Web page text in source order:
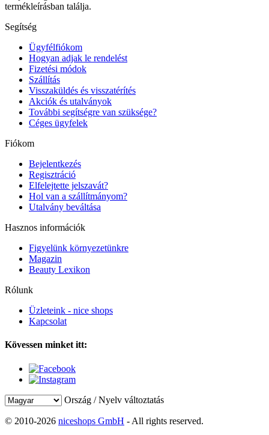
termékleírásban találja.
Segítség
Ügyfélfiókom
Hogyan adjak le rendelést
Fizetési módok
Szállítás
Visszaküldés és visszatérítés
Akciók és utalványok
További segítségre van szüksége?
Céges ügyfelek
Fiókom
Bejelentkezés
Regisztráció
Elfelejtette jelszavát?
Hol van a szállítmányom?
Utalvány beváltása
Hasznos információk
Figyelünk környezetünkre
Magazin
Beauty Lexikon
Rólunk
Üzleteink - nice shops
Kapcsolat
Kövessen minket itt:
Ország / Nyelv változtatás
© 2010-2026 niceshops GmbH - All rights reserved.